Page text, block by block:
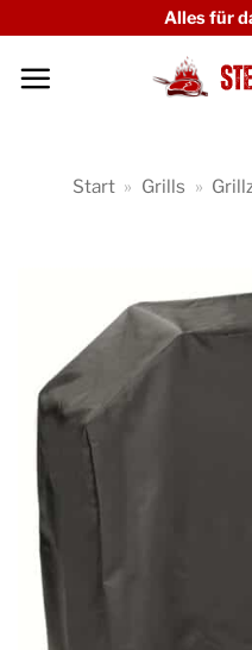
springen
Alles für
Start » Grills »